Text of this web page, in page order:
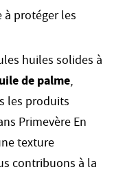
protéger les
huiles solides à
de palme,
les produits
Primevère En
texture
contribuons à la